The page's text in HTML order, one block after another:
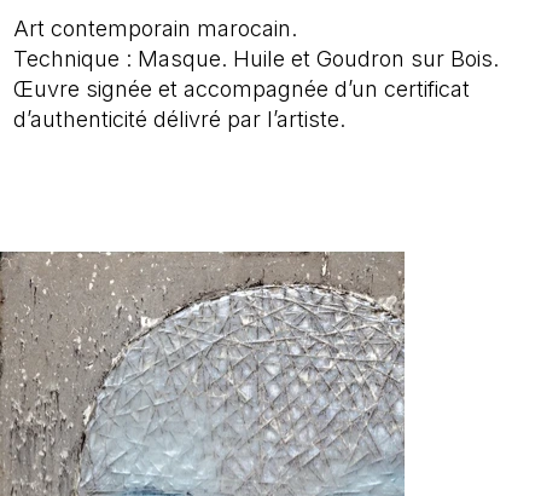
Art contemporain marocain.
Technique : Masque. Huile et Goudron sur Bois.
Œuvre signée et accompagnée d’un certificat
d’authenticité délivré par l’artiste.